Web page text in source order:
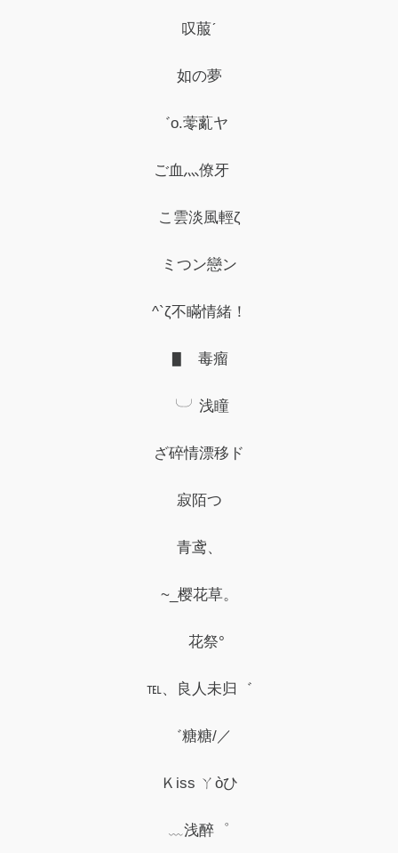
叹菔ˊ
如の夢
゛o.蕶薍ヤゞ
ご血灬僚牙ゞ
こ雲淡風輕ζ
ミつン戀ン
^`ζ不瞞情緒！
▋ 毒瘤
╰╯浅瞳
ざ碎情漂移ド
寂陌つ
青鸢、
~_樱花草。
ゞ花祭°
℡、良人未归゛
゛糖糖/／
Ｋiss ㄚòひ
﹏浅醉゜